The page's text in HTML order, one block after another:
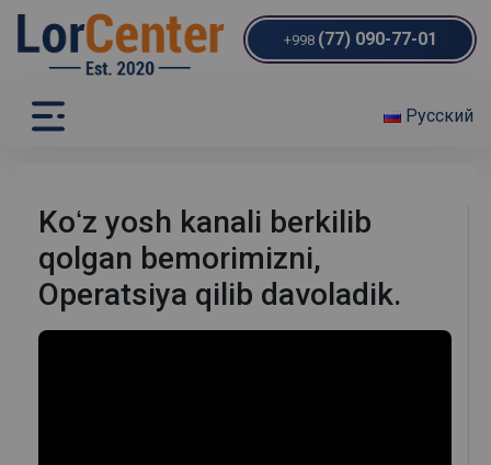
+998 (77) 090-77-01
Русский
Koʻz yosh kanali berkilib
qolgan bemorimizni,
Operatsiya qilib davoladik.